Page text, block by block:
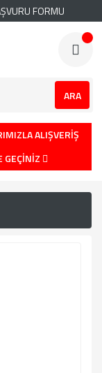
FORMU
ARA
ALIŞVERİŞ
GEÇİNİZ